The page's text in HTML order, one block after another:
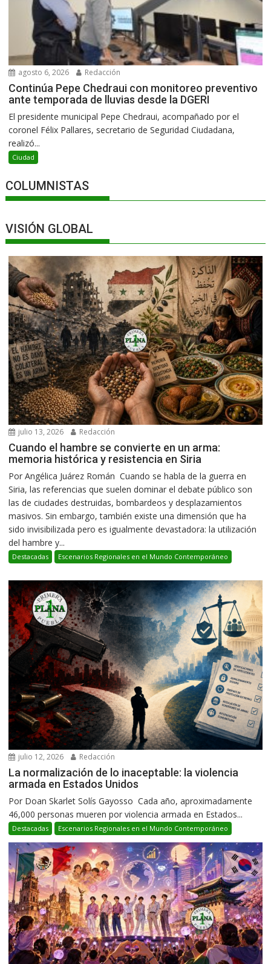
agosto 6, 2026 Redacción
Continúa Pepe Chedraui con monitoreo preventivo
ante temporada de lluvias desde la DGERI
El presidente municipal Pepe Chedraui, acompañado por el
coronel Félix Pallares, secretario de Seguridad Ciudadana,
realizó...
Ciudad
COLUMNISTAS
VISIÓN GLOBAL
julio 13, 2026 Redacción
Cuando el hambre se convierte en un arma:
memoria histórica y resistencia en Siria
Por Angélica Juárez Román Cuando se habla de la guerra en
Siria, las referencias que suelen dominar el debate público son
las de ciudades destruidas, bombardeos y desplazamientos
masivos. Sin embargo, también existe una dimensión que ha
sido invisibilizada pero es igualmente devastadora: la utilización
del hambre y...
Destacadas Escenarios Regionales en el Mundo Contemporáneo
julio 12, 2026 Redacción
La normalización de lo inaceptable: la violencia
armada en Estados Unidos
Por Doan Skarlet Solís Gayosso Cada año, aproximadamente
46,000 personas mueren por violencia armada en Estados...
Destacadas Escenarios Regionales en el Mundo Contemporáneo